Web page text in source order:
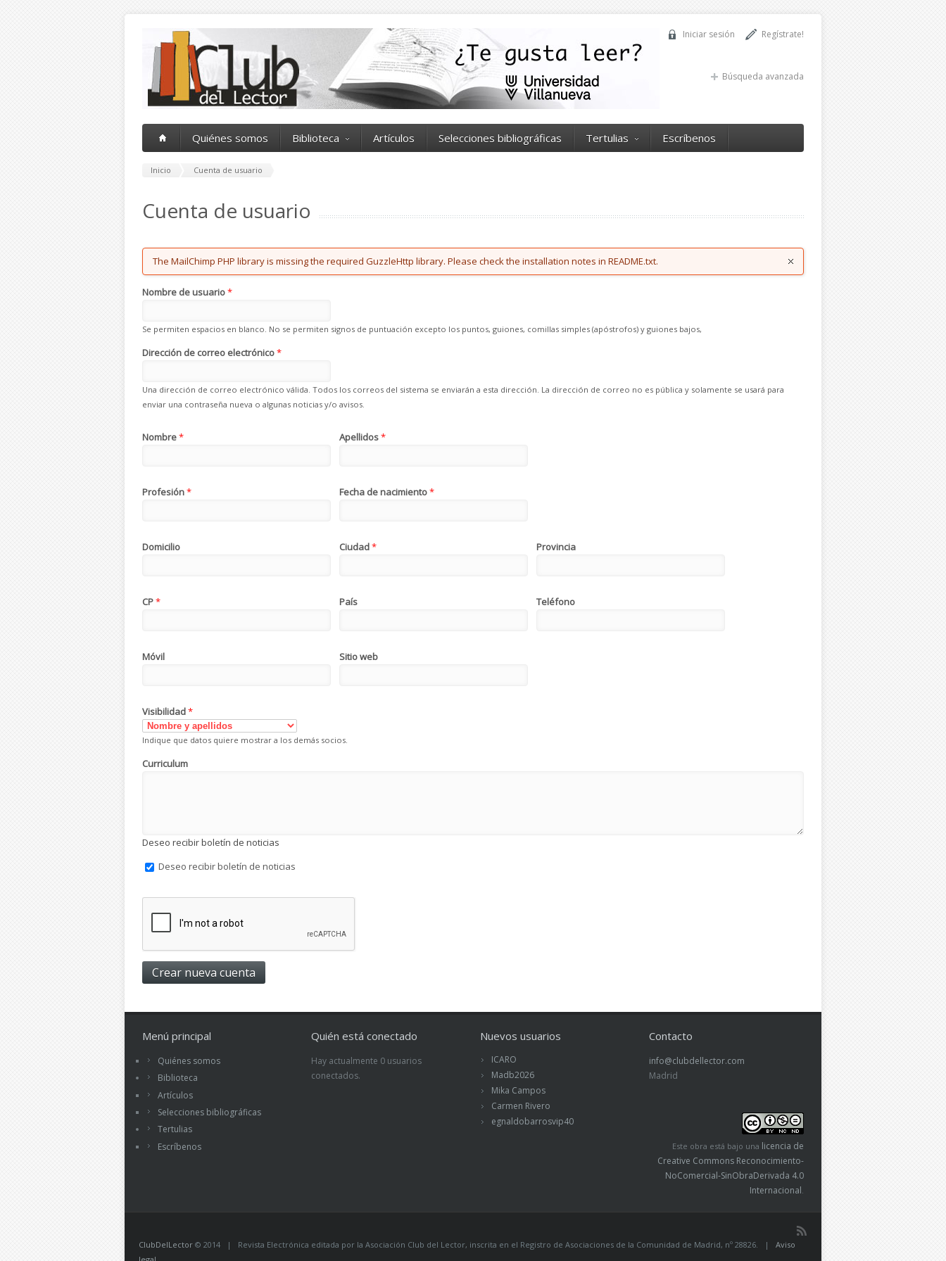
Regístrate!
Iniciar sesión
Búsqueda avanzada
Quiénes somos Biblioteca Artículos Selecciones bibliográficas Tertulias Escríbenos
Inicio Cuenta de usuario
Cuenta de usuario
Error message
The MailChimp PHP library is missing the required GuzzleHttp library. Please check the installation notes in README.txt.
Nombre de usuario*
Se permiten espacios en blanco. No se permiten signos de puntuación excepto los puntos, guiones, comillas simples (apóstrofos) y guiones bajos,
Dirección de correo electrónico*
Una dirección de correo electrónico válida. Todos los correos del sistema se enviarán a esta dirección. La dirección de correo no es pública y solamente se usará para
enviar una contraseña nueva o algunas noticias y/o avisos.
Nombre* Apellidos*
Profesión* Fecha de nacimiento*
Domicilio Ciudad* Provincia
CP* País Teléfono
Móvil Sitio web
Visibilidad*
Indique que datos quiere mostrar a los demás socios.
Curriculum
Deseo recibir boletín de noticias
Deseo recibir boletín de noticias
Menú principal
Quiénes somos
Biblioteca
Artículos
Selecciones bibliográficas
Tertulias
Escríbenos
Quién está conectado
Hay actualmente 0 usuarios
conectados.
Nuevos usuarios
ICARO
Madb2026
Mika Campos
Carmen Rivero
egnaldobarrosvip40
Contacto
info@clubdellector.com
Madrid
Este obra está bajo una licencia de
Creative Commons Reconocimiento-
NoComercial-SinObraDerivada 4.0
Internacional
ClubDelLector © 2014 | Revista Electrónica editada por la Asociación Club del Lector, inscrita en el Registro de Asociaciones de la Comunidad de Madrid, nº 28826. | Aviso